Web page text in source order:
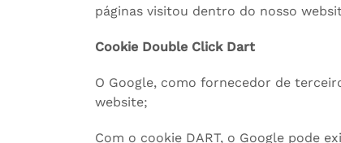
páginas visitou dentro do nosso
Cookie Double Click Dart
O Google, como fornecedor de
website;
Com o cookie DART, o Google pode